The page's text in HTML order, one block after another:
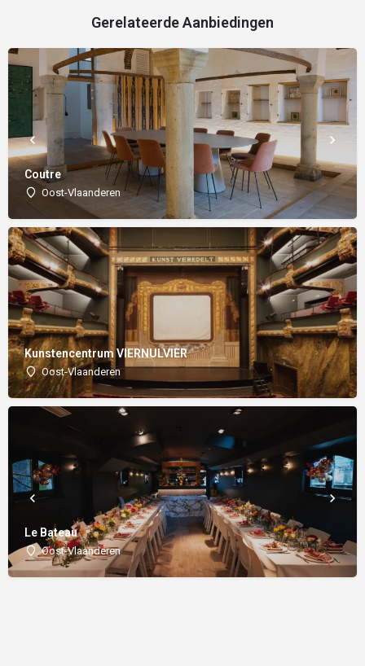
Gerelateerde Aanbiedingen
Coutre
Oost-Vlaanderen
Kunstencentrum VIERNULVIER
Oost-Vlaanderen
Le Bateau
Oost-Vlaanderen